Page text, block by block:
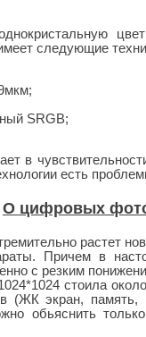
следующие
SRGB;
в
есть
О цифровых
растет
Причем в
с резким
стоила
(ЖК экран, память,
обьяснить